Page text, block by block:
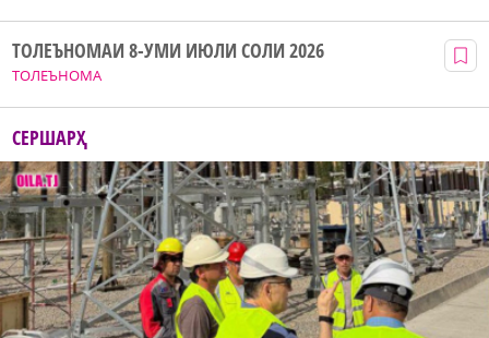
ТОЛЕЪНОМА
ТОЛЕЪНОМАИ 8-УМИ ИЮЛИ СОЛИ 2026
СЕРШАРҲ